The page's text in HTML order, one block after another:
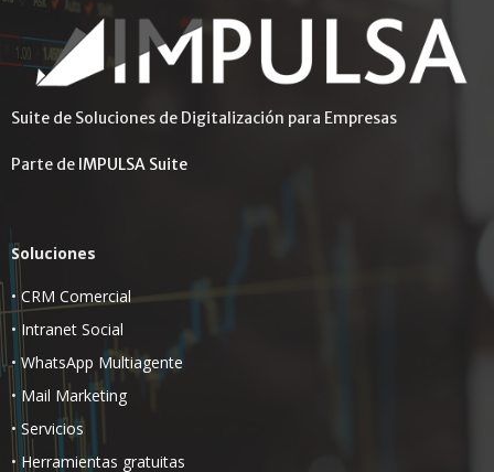
Suite de Soluciones de Digitalización para Empresas
Parte de IMPULSA Suite
Soluciones
•CRM Comercial
• Intranet Social
• WhatsApp Multiagente
• Mail Marketing
• Servicios
• Herramientas gratuitas